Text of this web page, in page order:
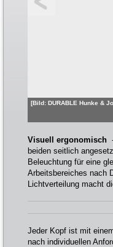
[Bild: DURABLE Hunke &
Visuell ergonomisch
beiden seitlich
Beleuchtung für eine
Arbeitsbereiches nach
Lichtverteilung macht
Jeder Kopf ist mit
nach individuellen